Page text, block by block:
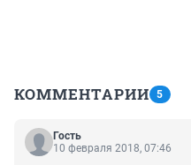
КОММЕНТАРИИ 5
Гость
10 февраля 2018, 07:46